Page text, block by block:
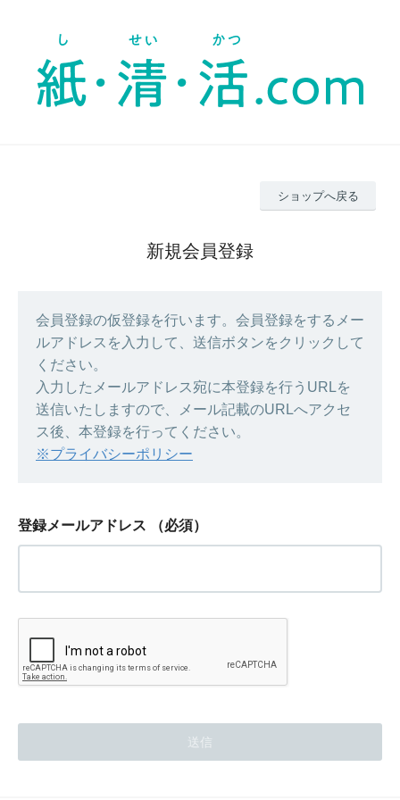
ショップへ戻る
新規会員登録
会員登録の仮登録を行います。会員登録をするメー
ルアドレスを入力して、送信ボタンをクリックして
ください。
入力したメールアドレス宛に本登録を行うURLを
送信いたしますので、メール記載のURLへアクセ
ス後、本登録を行ってください。
※プライバシーポリシー
登録メールアドレス （必須）